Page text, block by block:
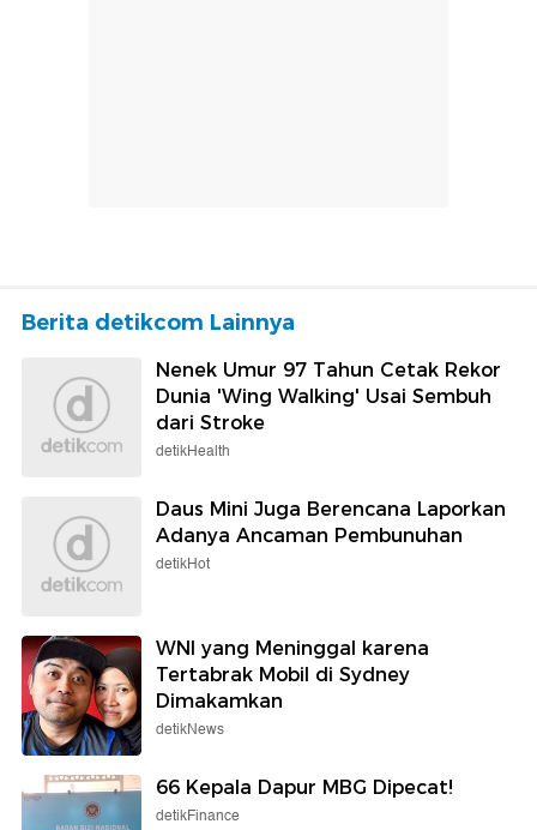
Berita detikcom Lainnya
Nenek Umur 97 Tahun Cetak Rekor
Dunia 'Wing Walking' Usai Sembuh
dari Stroke
detikHealth
Daus Mini Juga Berencana Laporkan
Adanya Ancaman Pembunuhan
detikHot
WNI yang Meninggal karena
Tertabrak Mobil di Sydney
Dimakamkan
detikNews
66 Kepala Dapur MBG Dipecat!
detikFinance